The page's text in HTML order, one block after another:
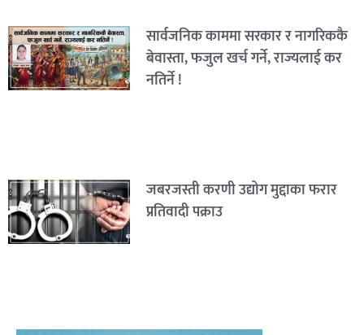
सार्वजनिक काममा सरकार र नागरिककै
बेवास्ता, फजुल खर्च गर्ने, राज्यलाई कर
नतिर्ने !
जबरजस्ती करणी उद्योग मुद्दाका फरार
प्रतिवादी पक्राउ